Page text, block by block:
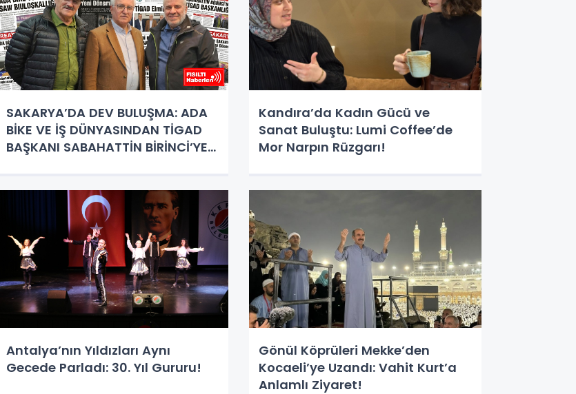
SAKARYA’DA DEV BULUŞMA: ADA
BİKE VE İŞ DÜNYASINDAN TİGAD
BAŞKANI SABAHATTİN BİRİNCİ’YE
Kandıra’da Kadın Gücü ve
Sanat Buluştu: Lumi Coffee’de
Mor Narpın Rüzgarı!
Antalya’nın Yıldızları Aynı
Gecede Parladı: 30. Yıl Gururu!
Gönül Köprüleri Mekke’den
Kocaeli’ye Uzandı: Vahit Kurt’a
Anlamlı Ziyaret!